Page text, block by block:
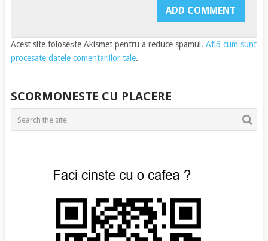
Acest site folosește Akismet pentru a reduce spamul. Află cum sunt
procesate datele comentariilor tale.
SCORMONESTE CU PLACERE